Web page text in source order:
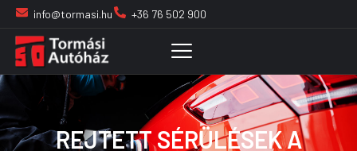
info@tormasi.hu +36 76 502 900
REJTETT SÉRÜLÉSEK A